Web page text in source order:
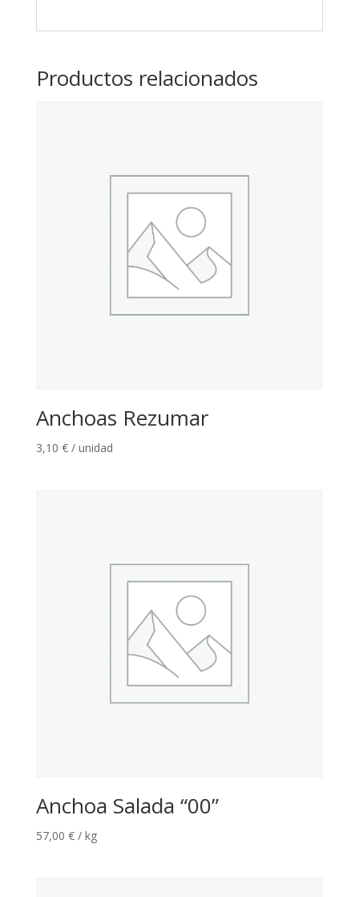
Productos relacionados
Anchoas Rezumar
3,10 € / unidad
Anchoa Salada “00”
57,00 € / kg